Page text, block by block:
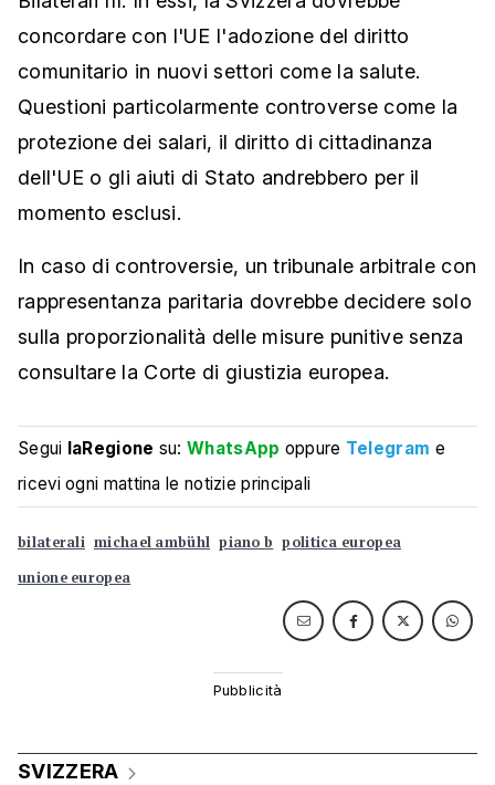
concordare con l'UE l'adozione del diritto
comunitario in nuovi settori come la salute.
Questioni particolarmente controverse come la
protezione dei salari, il diritto di cittadinanza
dell'UE o gli aiuti di Stato andrebbero per il
momento esclusi.
In caso di controversie, un tribunale arbitrale con
rappresentanza paritaria dovrebbe decidere solo
sulla proporzionalità delle misure punitive senza
consultare la Corte di giustizia europea.
Segui laRegione su:WhatsApp oppure Telegram e
ricevi ogni mattina le notizie principali
bilaterali michael ambühl piano b politica europea
unione europea
SVIZZERA